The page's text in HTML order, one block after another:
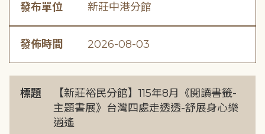
發布單位 新莊中港分館
發佈時間 2026-08-03
標題
【新莊裕民分館】115年8月《閱讀書籤-
主題書展》台灣四處走透透-舒展身心樂
逍遙